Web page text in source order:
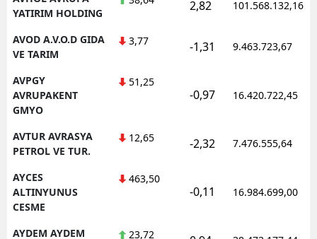
YATIRIM HOLDING
2,82 101.568.132,16
AVOD A.V.O.D GIDA
VE TARIM
3,77 -1,31 9.463.723,67
AVPGY
AVRUPAKENT
GMYO
51,25
-0,97 16.420.722,45
AVTUR AVRASYA
PETROL VE TUR.
12,65 -2,32 7.476.555,64
AYCES
ALTINYUNUS
CESME
463,50
-0,11 16.984.699,00
AYDEM AYDEM 23,72